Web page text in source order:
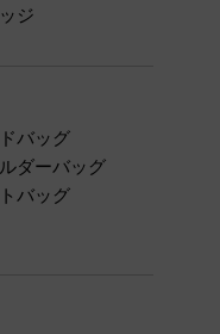
ジ
バッグ
ダーバッグ
バッグ